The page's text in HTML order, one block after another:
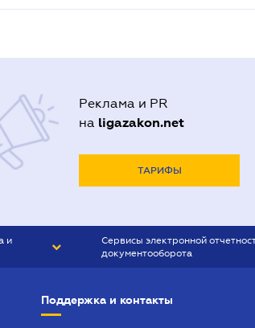
Реклама и PR
на ligazakon.net
ТАРИФЫ
и
Сервисы электронной
документооборота
Поддержка и контакты